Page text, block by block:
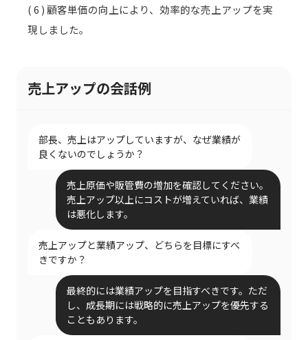
( 6 ) 顧客単価の向上により、効率的な売上アップを実
現しました。
売上アップの会話例
部長、売上はアップしていますが、なぜ業績が
良くないのでしょうか？
売上原価や販管費の増加を確認してください。
売上アップ以上にコストが増えていれば、業績
は悪化します。
売上アップと業績アップ、どちらを目標にすべ
きですか？
最終的には業績アップを目指すべきです。ただ
し、成長期には戦略的に売上アップを優先する
こともあります。